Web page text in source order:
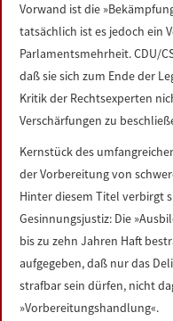
LINKS
IMPRESSUM
Vorwand ist die
tatsächlich ist es jedoch ein
Parlamentsmehrheit. CDU/
daß sie sich zum Ende der
Kritik der Rechtsexperten
Verschärfungen zu
Kernstück des
der Vorbereitung von
Hinter diesem Titel verbirgt
Gesinnungsjustiz: Die
bis zu zehn Jahren Haft
aufgegeben, daß nur das
strafbar sein dürfen, nicht
»Vorbereitungshandlung«.